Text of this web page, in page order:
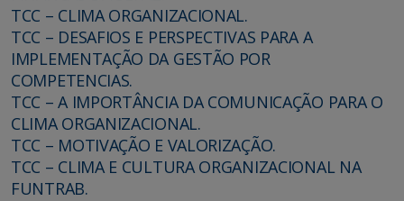
TCC – CLIMA ORGANIZACIONAL.
TCC – DESAFIOS E PERSPECTIVAS PARA A
IMPLEMENTAÇÃO DA GESTÃO POR
COMPETENCIAS.
TCC – A IMPORTÂNCIA DA COMUNICAÇÃO PARA O
CLIMA ORGANIZACIONAL.
TCC – MOTIVAÇÃO E VALORIZAÇÃO.
TCC – CLIMA E CULTURA ORGANIZACIONAL NA
FUNTRAB.